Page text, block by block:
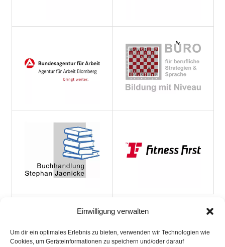
Einwilligung verwalten
Um dir ein optimales Erlebnis zu bieten, verwenden wir Technologien wie
Cookies, um Geräteinformationen zu speichern und/oder darauf